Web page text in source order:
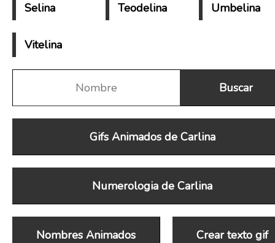
Selina Teodelina Umbelina
Vitelina
Gifs Animados de Carlina
Numerologia de Carlina
Nombres Animados Crear texto gif